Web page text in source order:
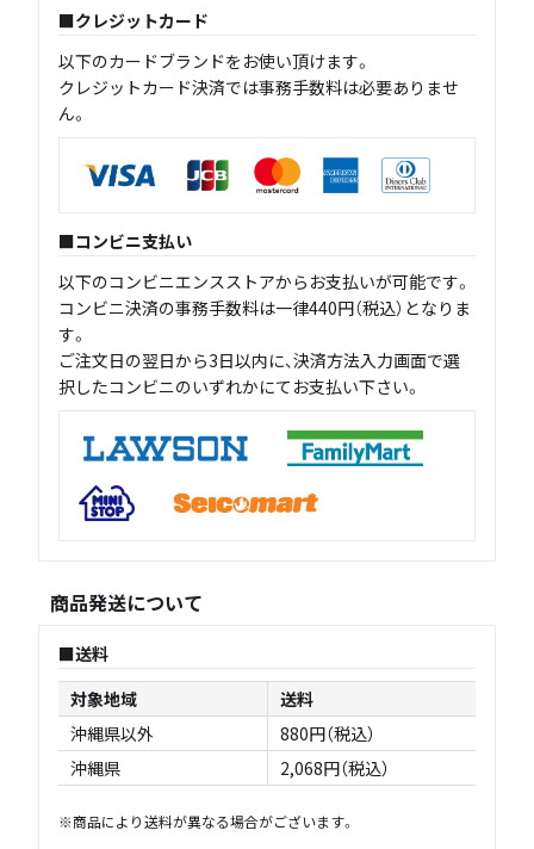
クレジットカード
以下のカードブランドをお使い頂けます。
クレジットカード決済では事務手数料は必要ありませ
ん。
コンビニ支払い
以下のコンビニエンスストアからお支払いが可能です。
コンビニ決済の事務手数料は一律440円（税込）となりま
す。
ご注文日の翌日から3日以内に、決済方法入力画面で選
択したコンビニのいずれかにてお支払い下さい。
商品発送について
送料
対象地域
送料
沖縄県以外
880円（税込）
沖縄県
2,068円（税込）
※商品により送料が異なる場合がございます。